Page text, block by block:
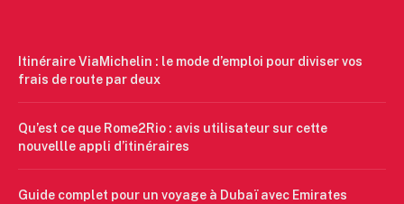
Itinéraire ViaMichelin : le mode d’emploi pour diviser vos
frais de route par deux
Qu’est ce que Rome2Rio : avis utilisateur sur cette
nouvellle appli d’itinéraires
Guide complet pour un voyage à Dubaï avec Emirates